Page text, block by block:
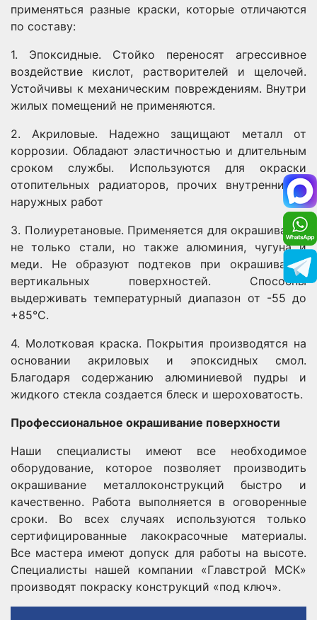
применяться разные краски, которые отличаются
по составу:
1. Эпоксидные. Стойко переносят агрессивное
воздействие кислот, растворителей и щелочей.
Устойчивы к механическим повреждениям. Внутри
жилых помещений не применяются.
2. Акриловые. Надежно защищают металл от
коррозии. Обладают эластичностью и длительным
сроком службы. Используются для окраски
отопительных радиаторов, прочих внутренних и
наружных работ
3. Полиуретановые. Применяется для окрашивания
не только стали, но также алюминия, чугуна и
меди. Не образуют подтеков при окрашивании
вертикальных поверхностей. Способны
выдерживать температурный диапазон от -55 до
+85°С.
4. Молотковая краска. Покрытия производятся на
основании акриловых и эпоксидных смол.
Благодаря содержанию алюминиевой пудры и
жидкого стекла создается блеск и шероховатость.
Профессиональное окрашивание поверхности
Наши специалисты имеют все необходимое
оборудование, которое позволяет производить
окрашивание металлоконструкций быстро и
качественно. Работа выполняется в оговоренные
сроки. Во всех случаях используются только
сертифицированные лакокрасочные материалы.
Все мастера имеют допуск для работы на высоте.
Специалисты нашей компании «Главстрой МСК»
производят покраску конструкций «под ключ».